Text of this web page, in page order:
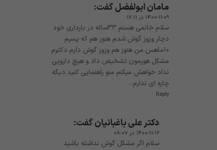
مامان ابولفضلگفت:
۱۴۰۰-۱۱-۰۹ در ۱۷:۱۱
سلام خانمی هستم ۳۳ساله در بارداری خود
دچار وزوز گوش شدم هنوز هم که پسرم
۱۰ماهس من هنوز هم وزوز گوش دارم دکترم
مشکل هورمون تشخیص داد و هیچ دارویی
نداد خواهش میکنم منو راهنمایی کنید دیگه
چاره ای ندارم .
Reply
دکتر علی باغبانیانگفت:
۱۴۰۰-۱۱-۱۲ در ۰۸:۰۷
سلام اگر مشکل گوش نداشته باشید